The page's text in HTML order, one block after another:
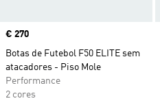
Price
€ 270
Botas de Futebol F50 ELITE sem
atacadores - Piso Mole
Performance
2 cores